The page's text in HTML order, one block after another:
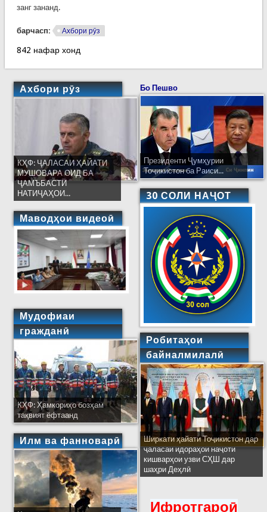
занг зананд.
барчасп: Ахбори рӯз
842 нафар хонд
Ахбори рӯз
КҲФ: ҶАЛАСАИ ҲАЙАТИ
МУШОВАРА ОИД БА
ҶАМЪБАСТИ
НАТИҶАҲОИ...
Маводҳои видеоӣ
Мудофиаи
гражданӣ
КҲФ: Ҳамкориҳо бозҳам
тақвият ёфтаанд
Илм ва фанноварӣ
Бо Пешво
Президенти Ҷумҳурии
Тоҷикистон ба Раиси...
30 СОЛИ НАҶОТ
Робитаҳои
байналмилалӣ
Ширкати ҳайати Тоҷикистон дар
ҷаласаи идораҳои наҷоти
кишварҳои узви СҲШ дар
шаҳри Деҳлӣ
Ифротгароӣ